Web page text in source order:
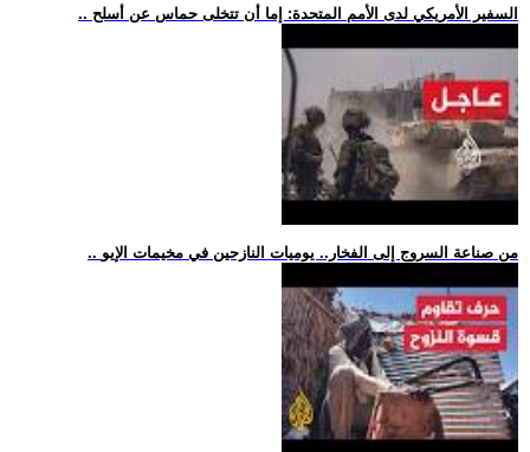
.. السفير الأمريكي لدى الأمم المتحدة: إما أن تتخلى حماس عن أسلح
.. من صناعة السروج إلى الفخار.. يوميات النازحين في مخيمات الإيو